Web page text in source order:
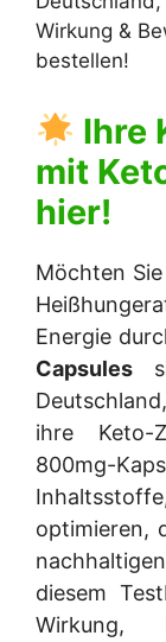
Wirkung &
bestellen!
Ihre
mit
hier!
Möchten
Energie
Capsules
ihre Keto-
800mg-
optimieren,
diesem
Wirkung,